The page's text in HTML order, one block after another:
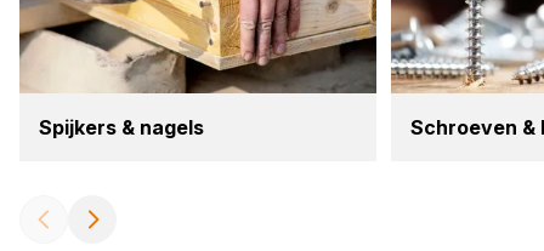
Spij­kers & nagels Schroe­ven &